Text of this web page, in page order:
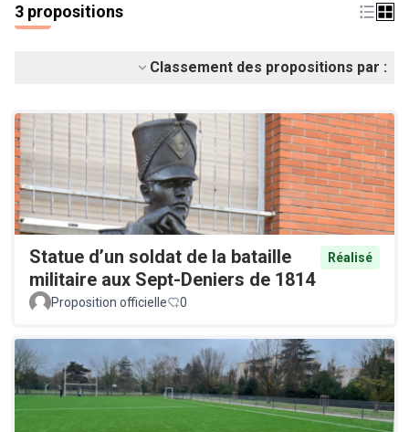
3 propositions
Classement des propositions par :
Statue d’un soldat de la bataille
militaire aux Sept-Deniers de 1814
Réalisé
Proposition officielle 0